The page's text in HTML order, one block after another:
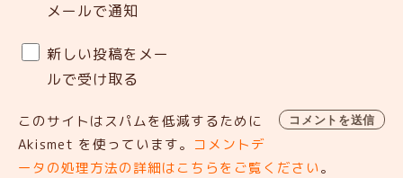
メールで通知
新しい投稿をメー
ルで受け取る
このサイトはスパムを低減するために
Akismet を使っています。 コメントデ
ータの処理方法の詳細はこちらをご覧ください。